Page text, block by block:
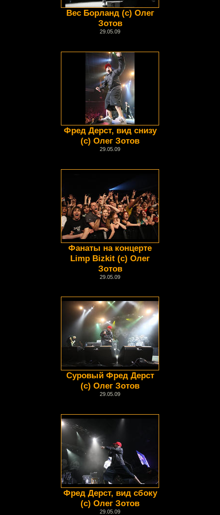
Вес Борланд (с) Олег
Зотов
29.05.09
Фред Дерст, вид снизу
(с) Олег Зотов
29.05.09
Фанаты на концерте
Limp Bizkit (c) Олег
Зотов
29.05.09
Суровый Фред Дерст
(с) Олег Зотов
29.05.09
Фред Дерст, вид сбоку
(с) Олег Зотов
29.05.09